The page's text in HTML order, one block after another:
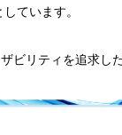
ています。
ビリティを追求し